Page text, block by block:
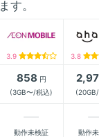
す。
3.9 3.8
858 円
(3GB〜/税込)
動作未検証 動作